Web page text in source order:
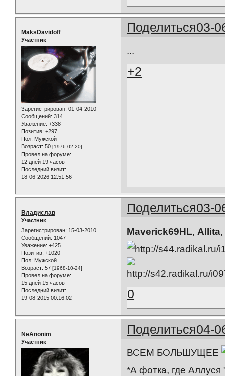
Поделиться03-
MaksDavidoff
Участник
Зарегистрирован: 01-04-2010
Сообщений: 314
Уважение: +338
Позитив: +297
Пол: Мужской
Возраст: 50 [1976-02-20]
Провел на форуме:
12 дней 19 часов
Последний визит:
18-06-2026 12:51:56
...
+2
Поделиться03-
Владислав
Участник
Зарегистрирован: 15-03-2010
Сообщений: 1047
Уважение: +425
Позитив: +1020
Пол: Мужской
Возраст: 57 [1968-10-24]
Провел на форуме:
15 дней 15 часов
Последний визит:
19-08-2015 00:16:02
Maverick69HL, Allita
0
Поделиться04-
NeAnonim
Участник
ВСЕМ БОЛЬШУЩЕЕ
*А фотка, где Аллуся